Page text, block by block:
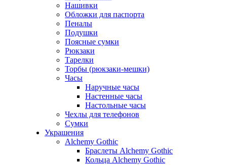
Нашивки
Обложки для паспорта
Пеналы
Подушки
Поясные сумки
Рюкзаки
Тарелки
Торбы (рюкзаки-мешки)
Часы
Наручные часы
Настенные часы
Настольные часы
Чехлы для телефонов
Сумки
Украшения
Alchemy Gothic
Браслеты Alchemy Gothic
Кольца Alchemy Gothic